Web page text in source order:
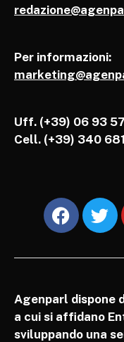
Per informazioni:
Uff. (+39) 06 93
Cell. (+39) 340
Agenparl dispone
a cui si affidano
sviluppando una